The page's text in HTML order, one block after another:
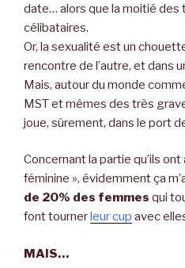
date… alors que la moitié
célibataires.
Or, la sexualité est un
rencontre de l’autre, et dans
Mais, autour du monde
MST et mêmes des très
joue, sûrement, dans le port
Concernant la partie qu’ils
féminine », évidemment ça
de 20% des femmes qui
font tourner leur cup avec
MAIS…